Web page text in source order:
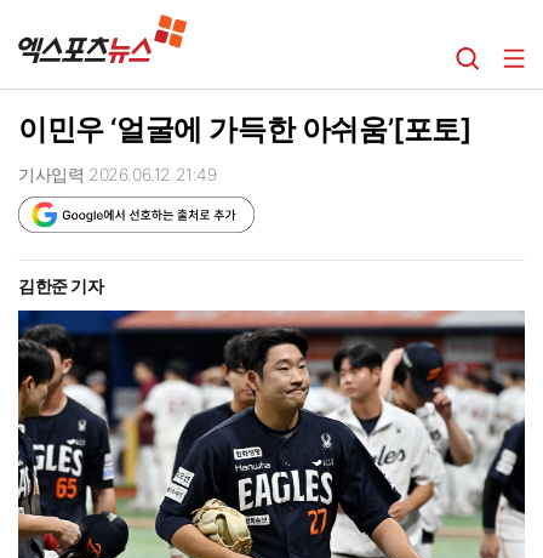
이민우 ‘얼굴에 가득한 아쉬움’[포토]
기사입력 2026.06.12 21:49
김한준 기자